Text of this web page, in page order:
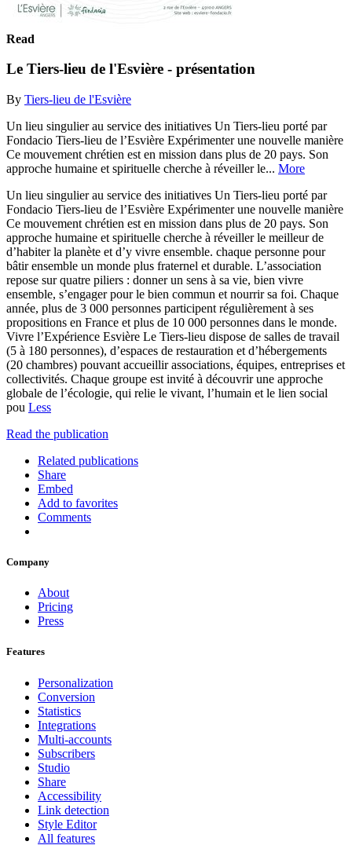
Read
Le Tiers-lieu de l'Esvière - présentation
By Tiers-lieu de l'Esvière
Un lieu singulier au service des initiatives Un Tiers-lieu porté par
Fondacio Tiers-lieu de l’Esvière Expérimenter une nouvelle manière
Ce mouvement chrétien est en mission dans plus de 20 pays. Son
approche humaine et spirituelle cherche à réveiller le... More
Un lieu singulier au service des initiatives Un Tiers-lieu porté par
Fondacio Tiers-lieu de l’Esvière Expérimenter une nouvelle manière
Ce mouvement chrétien est en mission dans plus de 20 pays. Son
approche humaine et spirituelle cherche à réveiller le meilleur de
d’habiter la planète et d’y vivre ensemble. chaque personne pour
bâtir ensemble un monde plus fraternel et durable. L’association
repose sur quatre piliers : donner un sens à sa vie, bien vivre
ensemble, s’engager pour le bien commun et nourrir sa foi. Chaque
année, plus de 3 000 personnes participent régulièrement à ses
propositions en France et plus de 10 000 personnes dans le monde.
Vivre l’Expérience Esvière Le Tiers-lieu dispose de salles de travail
(5 à 180 personnes), d’espaces de restauration et d’hébergements
(20 chambres) pouvant accueillir associations, équipes, entreprises et
collectivités. Chaque groupe est invité à découvrir une approche
globale de l’écologie, qui relie le vivant, l’humain et le lien social
pou Less
Read the publication
Related publications
Share
Embed
Add to favorites
Comments
Company
About
Pricing
Press
Features
Personalization
Conversion
Statistics
Integrations
Multi-accounts
Subscribers
Studio
Share
Accessibility
Link detection
Style Editor
All features